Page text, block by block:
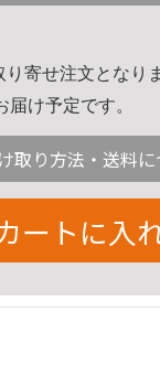
寄せ注文となり
け予定です。
取り方法・送料に
ートに入